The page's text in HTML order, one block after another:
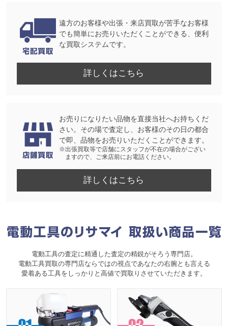
遠方のお客様や出張・来店買取が苦手なお客様
でも簡単にお売りいただくことができる、便利
な買取システムです。
詳しくはこちら
お売りになりたい品物を直接当社へお持ちくだ
さい。その場で査定し、お客様のその日の都合
で即、品物をお売りいただくことができます。
※出張買取等で店舗にスタッフが不在の場合がござい
ますので、ご来店前にお電話ください。
詳しくはこちら
電動工具の査定に精通した査定の精鋭がそろう専門店。
電動工具買取の専門店ならではの視点であなたの右腕とも言える
愛着ある工具をしっかりと高値で買取りさせていただきます。